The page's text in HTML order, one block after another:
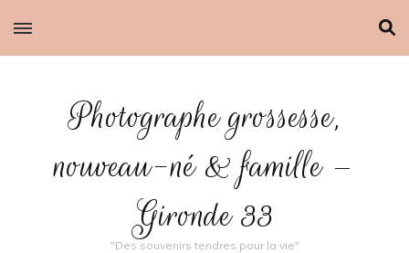
Photographe grossesse,
nouveau-né & famille –
Gironde 33
"Des souvenirs tendres pour la vie"